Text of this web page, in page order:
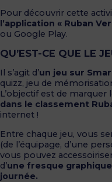
Pour découvrir cette
l’application « Ruban
ou Google Play.
QU’EST-CE QUE LE
Il s’agit d’un jeu sur
quizz, jeu de
L’objectif est de marquer
dans le classement
internet !
Entre chaque jeu, vous
(de l’équipage, d’une
vous pouvez
d’une fresque
journée.